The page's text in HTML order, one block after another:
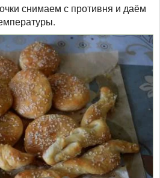
снимаем с противня и даём